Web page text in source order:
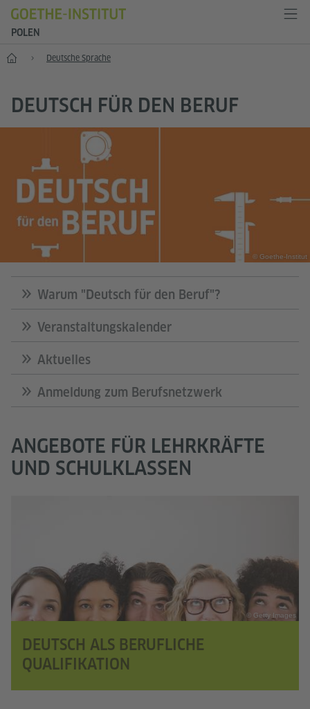
POLEN
Start Deutsche Sprache
DEUTSCH FÜR DEN BERUF
© Goethe-Institut
Warum "Deutsch für den Beruf"?
Veranstaltungskalender
Aktuelles
Anmeldung zum Berufsnetzwerk
ANGEBOTE FÜR LEHRKRÄFTE
UND SCHULKLASSEN
© Getty Images
DEUTSCH ALS BERUFLICHE
QUALIFIKATION